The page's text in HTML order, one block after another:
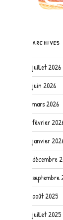
ARCHIVES
juillet 2026
juin 2026
mars 2026
février
janvier
décembre
septembre
août 2025
juillet 2025